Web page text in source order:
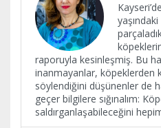
raporuyla kesinleşmiş. Bu
inanmayanlar, köpeklerden
söylendiğini düşünenler de
geçer bilgilere sığınalım:
saldırganlaşabileceğini